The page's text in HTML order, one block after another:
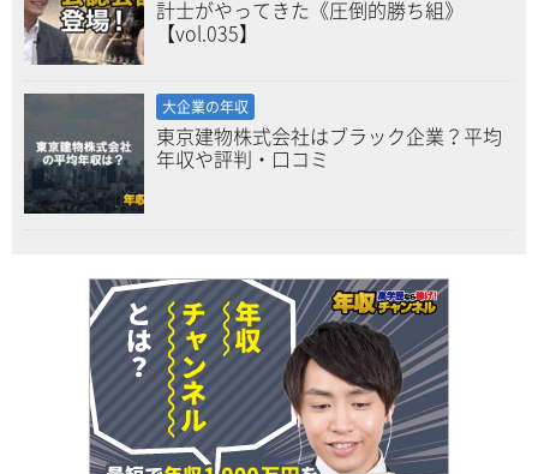
計士がやってきた《圧倒的勝ち組》
【vol.035】
大企業の年収
東京建物株式会社はブラック企業？平均
年収や評判・口コミ